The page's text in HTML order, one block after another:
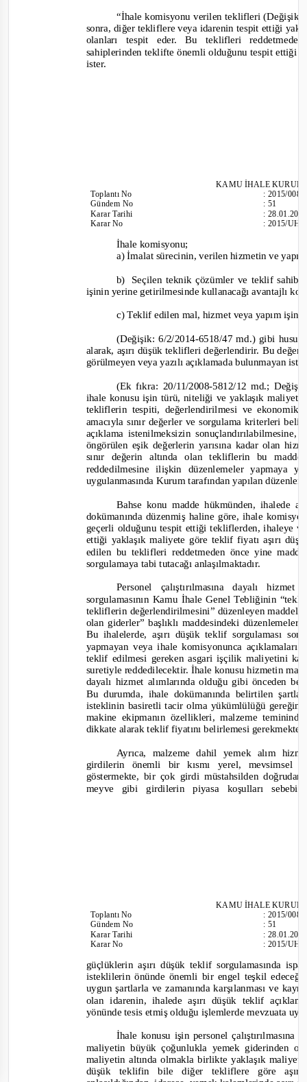
“İhale komisyonu verilen teklifleri(Değişik:
sonra, diğer tekliflere veya idarenin tespit ettiği
olanları tespit eder. Bu teklifleri
sahiplerinden teklifte önemli olduğunu tespit ettiği
ister.
KAMU İHALE
ToplantıNo
Gündem No
Karar Tarihi
Karar No
:2015/008
:51
:
:2015/
İhale komisyonu;
a)İmalat sürecinin, verilen hizmetin ve
b) Seçilen teknik çözümler ve teklif
işinin yerine getirilmesinde kullanacağı avantajlı
c)Teklif edilen mal, hizmet veya yapım
(Değişik: 6/2/2014-6518/47 md.) gibi
alarak, aşırı düşük teklifleri değerlendirir. Bu
görülmeyen veya yazılı açıklamada bulunmayan
(Ek fıkra: 20/11/2008-5812/12 md.;
ihale konusu işin türü, niteliği ve yaklaşık maliyeti
tekliflerin tespiti, değerlendirilmesi ve
amacıyla sınır değerler ve sorgulama kriterleri
açıklama istenilmeksizin
öngörülen eşik değerlerin yarısına kadar olan
sınır değerin altında olan tekliflerin bu
reddedilmesine ilişkin düzenlemeler
uygulanmasında Kurum tarafından yapılan
Bahse konu madde hükmünden, ihalede
dokümanında düzenmiş haline göre, ihale
geçerli olduğunu tespit ettiği tekliflerden, ihaleye
ettiği yaklaşık maliyete göre teklif fiyatı aşırı
edilen bu teklifleri reddetmeden önce yine
sorgulamaya tabi tutacağı anlaşılmaktadır.
Personel çalıştırılmasına dayalı
sorgulamasının Kamu İhale Genel Tebliğinin “
tekliflerin değerlendirilmesini” düzenleyen
olan giderler” başlıklı maddesindeki
Bu ihalelerde, aşırı düşük teklif sorgulaması
yapmayan veya ihale komisyonunca
teklif edilmesi gereken asgari işçilik maliyetini
suretiyle reddedilecektir. İhale konusu hizmetin
dayalı hizmet alımlarında olduğu gibi önceden
Bu durumda, ihale dokümanında belirtilen
isteklinin basiretli tacir olma yükümlülüğü
makine ekipmanın özellikleri, malzeme
dikkate alarak teklif fiyatını belirlemesi
Ayrıca, malzeme dahil yemek alım
girdilerin önemli bir kısmı yerel,
göstermekte, bir çok girdi müstahsilden
meyve gibi girdilerin piyasa koşulları
KAMU İHALE
ToplantıNo
Gündem No
Karar Tarihi
Karar No
:2015/008
:51
:
:2015/
güçlüklerin aşırı düşük teklif sorgulamasında
isteklilerin önünde önemli bir engel teşkil
uygun şartlarla ve zamanında karşılanması ve
olan idarenin, ihalede aşırı düşük teklif
yönünde tesis etmiş olduğu işlemlerde mevzuata
İhale konusu işin personel çalıştırılmasına
maliyetin büyük çoğunlukla yemek giderinden
maliyetin altında olmakla birlikte yaklaşık
düşük teklifin bile diğer tekliflere göre